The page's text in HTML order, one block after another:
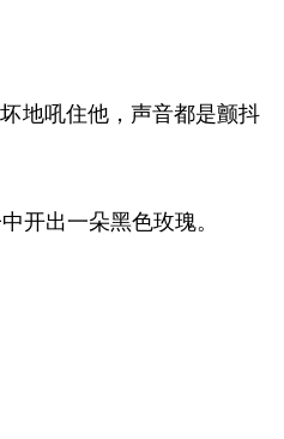
地吼住他，声音都是颤抖
开出一朵黑色玫瑰。